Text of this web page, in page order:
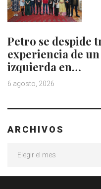
Petro se despide
experiencia de
izquierda en…
6 agosto, 2026
ARCHIVOS